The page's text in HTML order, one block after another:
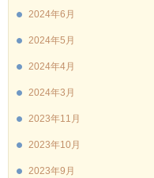
2024年6月
2024年5月
2024年4月
2024年3月
2023年11月
2023年10月
2023年9月